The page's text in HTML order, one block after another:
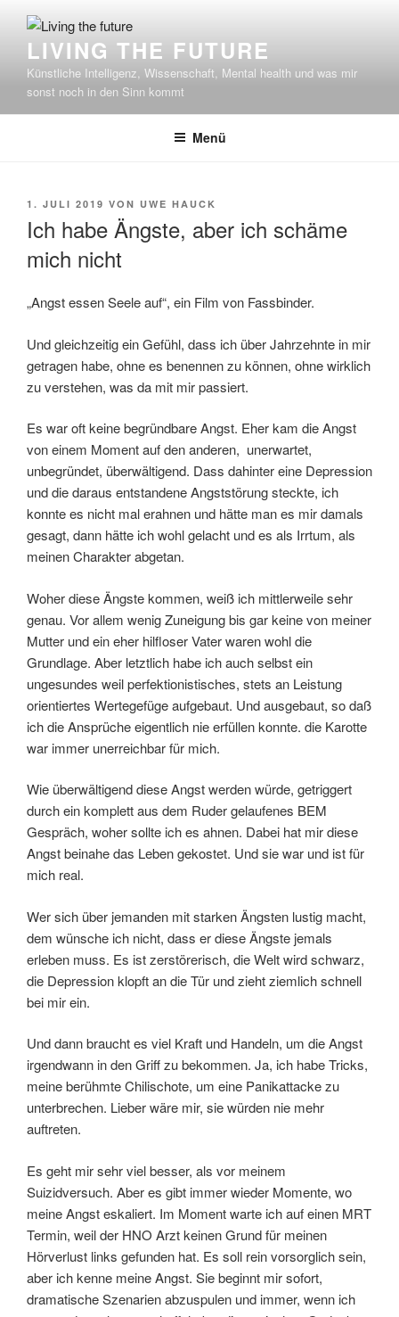
Inhalt
springenLIVING THE FUTURE
Künstliche Intelligenz, Wissenschaft, Mental health und was mir
sonst noch in den Sinn kommt
Menü
VERÖFFENTLICHT
1. JULI 2019 VON UWE HAUCK
Ich habe Ängste, aber ich schäme
mich nicht
„Angst essen Seele auf“, ein Film von Fassbinder.
Und gleichzeitig ein Gefühl, dass ich über Jahrzehnte in mir
getragen habe, ohne es benennen zu können, ohne wirklich
zu verstehen, was da mit mir passiert.
Es war oft keine begründbare Angst. Eher kam die Angst
von einem Moment auf den anderen, unerwartet,
unbegründet, überwältigend. Dass dahinter eine Depression
und die daraus entstandene Angststörung steckte, ich
konnte es nicht mal erahnen und hätte man es mir damals
gesagt, dann hätte ich wohl gelacht und es als Irrtum, als
meinen Charakter abgetan.
Woher diese Ängste kommen, weiß ich mittlerweile sehr
genau. Vor allem wenig Zuneigung bis gar keine von meiner
Mutter und ein eher hilfloser Vater waren wohl die
Grundlage. Aber letztlich habe ich auch selbst ein
ungesundes weil perfektionistisches, stets an Leistung
orientiertes Wertegefüge aufgebaut. Und ausgebaut, so daß
ich die Ansprüche eigentlich nie erfüllen konnte. die Karotte
war immer unerreichbar für mich.
Wie überwältigend diese Angst werden würde, getriggert
durch ein komplett aus dem Ruder gelaufenes BEM
Gespräch, woher sollte ich es ahnen. Dabei hat mir diese
Angst beinahe das Leben gekostet. Und sie war und ist für
mich real.
Wer sich über jemanden mit starken Ängsten lustig macht,
dem wünsche ich nicht, dass er diese Ängste jemals
erleben muss. Es ist zerstörerisch, die Welt wird schwarz,
die Depression klopft an die Tür und zieht ziemlich schnell
bei mir ein.
Und dann braucht es viel Kraft und Handeln, um die Angst
irgendwann in den Griff zu bekommen. Ja, ich habe Tricks,
meine berühmte Chilischote, um eine Panikattacke zu
unterbrechen. Lieber wäre mir, sie würden nie mehr
auftreten.
Es geht mir sehr viel besser, als vor meinem
Suizidversuch. Aber es gibt immer wieder Momente, wo
meine Angst eskaliert. Im Moment warte ich auf einen MRT
Termin, weil der HNO Arzt keinen Grund für meinen
Hörverlust links gefunden hat. Es soll rein vorsorglich sein,
aber ich kenne meine Angst. Sie beginnt mir sofort,
dramatische Szenarien abzuspulen und immer, wenn ich